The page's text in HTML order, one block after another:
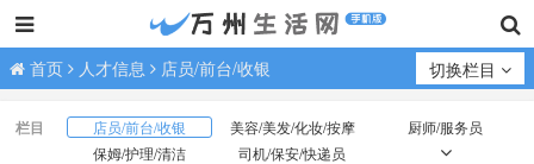
首页 人才信息 店员/前台/收银 切换栏目
栏目 店员/前台/收银 美容/美发/化妆/按摩
厨师/服务员
保姆/护理/清洁
司机/保安/快递员